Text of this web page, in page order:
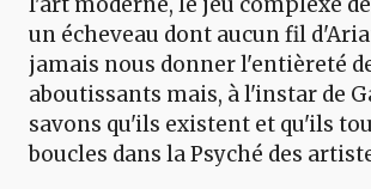
un écheveau dont aucun fil
jamais nous donner l'entièreté
aboutissants mais, à l'instar de
savons qu'ils existent et qu'ils
boucles dans la Psyché des